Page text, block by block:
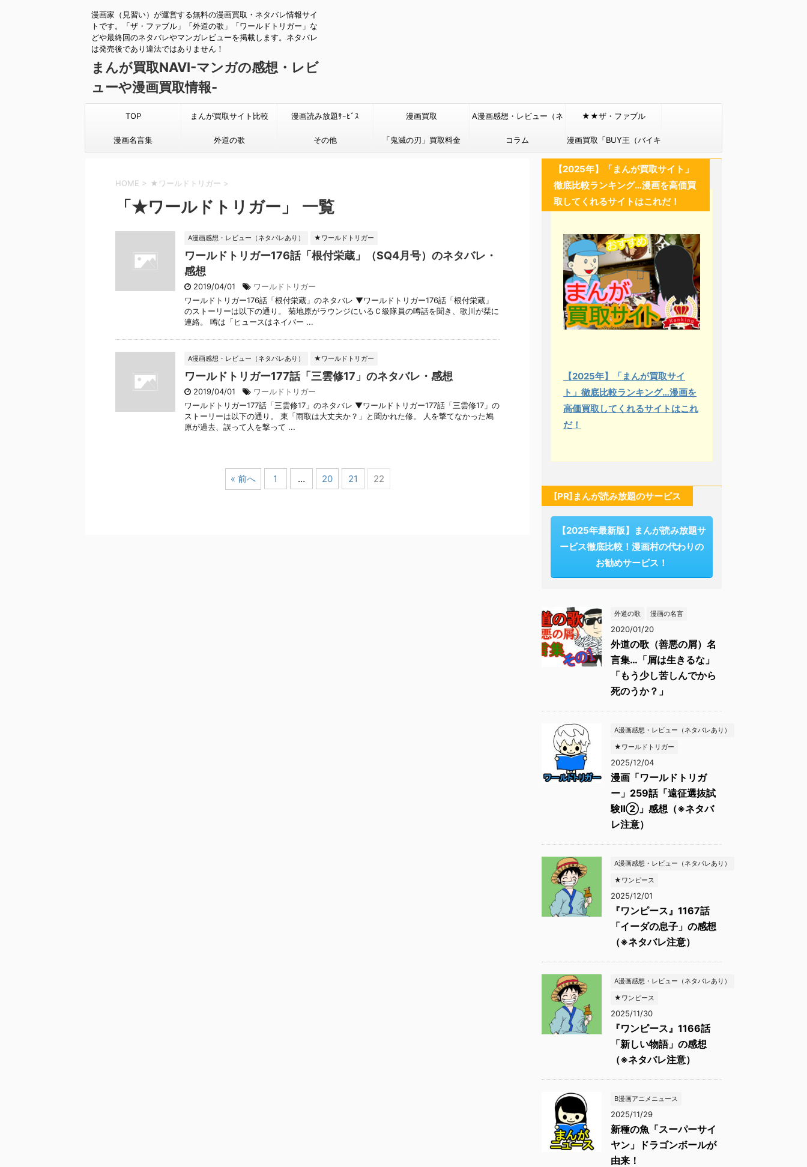
漫画家（見習い）が運営する無料の漫画買取・ネタバレ情報サイ
トです。「ザ・ファブル」「外道の歌」「ワールドトリガー」な
どや最終回のネタバレやマンガレビューを掲載します。ネタバレ
は発売後であり違法ではありません！
まんが買取NAVI-マンガの感想・レビ
ューや漫画買取情報-
TOP まんが買取サイト比較 漫画読み放題ｻｰﾋﾞｽ 漫画買取 A漫画感想・レビュー（ネ
タバレあり）
★★ザ・ファブル
漫画名言集 外道の歌 その他 「鬼滅の刃」買取料金 コラム 漫画買取「BUY王（バイキ
ング）」
HOME > ★ワールドトリガー >
「★ワールドトリガー」 一覧
A漫画感想・レビュー（ネタバレあり） ★ワールドトリガー
ワールドトリガー176話「根付栄蔵」（SQ4月号）のネタバレ・
感想
2019/04/01
ワールドトリガー
ワールドトリガー176話「根付栄蔵」のネタバレ ▼ワールドトリガー176話「根付栄蔵」
のストーリーは以下の通り。 菊地原がラウンジにいるＣ級隊員の噂話を聞き、歌川が栞に
連絡。 噂は「ヒュースはネイバー ...
A漫画感想・レビュー（ネタバレあり） ★ワールドトリガー
ワールドトリガー177話「三雲修17」のネタバレ・感想
2019/04/01
ワールドトリガー
ワールドトリガー177話「三雲修17」のネタバレ ▼ワールドトリガー177話「三雲修17」の
ストーリーは以下の通り。 東「雨取は大丈夫か？」と聞かれた修。 人を撃てなかった鳩
原が過去、誤って人を撃って ...
« 前へ 1 … 20 21 22
【2025年】「まんが買取サイト」
徹底比較ランキング…漫画を高価買
取してくれるサイトはこれだ！
【2025年】「まんが買取サイ
ト」徹底比較ランキング…漫画を
高価買取してくれるサイトはこれ
だ！
[PR]まんが読み放題のサービス
【2025年最新版】まんが読み放題サ
ービス徹底比較！漫画村の代わりの
お勧めサービス！
外道の歌 漫画の名言
2020/01/20
外道の歌（善悪の屑）名
言集…「屑は生きるな」
「もう少し苦しんでから
死のうか？」
A漫画感想・レビュー（ネタバレあり）
★ワールドトリガー
2025/12/04
漫画「ワールドトリガ
ー」259話「遠征選抜試
験Ⅱ②」感想（※ネタバ
レ注意）
A漫画感想・レビュー（ネタバレあり）
★ワンピース
2025/12/01
『ワンピース』1167話
「イーダの息子」の感想
（※ネタバレ注意）
A漫画感想・レビュー（ネタバレあり）
★ワンピース
2025/11/30
『ワンピース』1166話
「新しい物語」の感想
（※ネタバレ注意）
B漫画アニメニュース
2025/11/29
新種の魚「スーパーサイ
ヤン」ドラゴンボールが
由来！